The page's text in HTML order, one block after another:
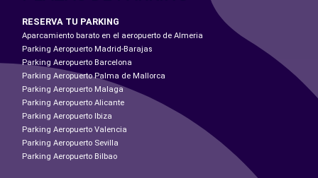
RESERVA TU PARKING
Aparcamiento barato en el aeropuerto de Almeria
Parking Aeropuerto Madrid-Barajas
Parking Aeropuerto Barcelona
Parking Aeropuerto Palma de Mallorca
Parking Aeropuerto Malaga
Parking Aeropuerto Alicante
Parking Aeropuerto Ibiza
Parking Aeropuerto Valencia
Parking Aeropuerto Sevilla
Parking Aeropuerto Bilbao